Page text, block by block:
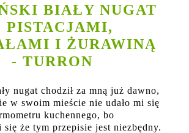
BIAŁY NUGAT
PISTACJAMI,
I ŻURAWINĄ
- TURRON
nugat chodził za mną już dawno,
w swoim mieście nie udało mi się
kuchennego, bo
się że tym przepisie jest niezbędny.